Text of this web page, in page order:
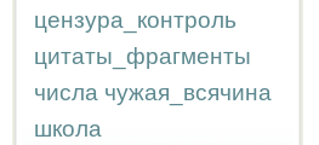
цензура_контроль
цитаты_фрагменты
числа чужая_всячина
школа